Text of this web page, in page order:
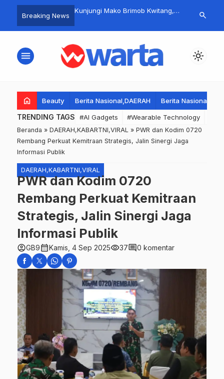
Breaking News
Sebabkan
Miliar, Ratusan
Kunjungi Mako Brimob Kwitang,
Apresiasi Keteguhan Anggota
Hadapi Aksi Rusuh.
Kapolresta
Kapolsek
Banten
search
menu light_mode
home Beauty Berita Nasional,DAERAH Berita
TRENDING TAGS #AI Gadgets #Wearable Technology
Beranda » DAERAH,KABARTNI,VIRAL » PWR dan Kodim 0720
Rembang Perkuat Kemitraan Strategis, Jalin Sinergi Jaga
Informasi Publik
DAERAH,KABARTNI,VIRAL
PWR dan Kodim 0720
Rembang Perkuat Kemitraan
Strategis, Jalin Sinergi Jaga
Informasi Publik
account_circleGB9calendar_monthKamis, 4 Sep 2025visibility37comment0 komentar